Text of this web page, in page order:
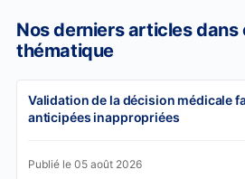
Nos derniers articles dans
thématique
Validation de la décision médicale
anticipées inappropriées
Publié le 05 août 2026